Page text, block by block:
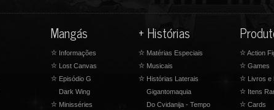
Mangás
☆ Informações
☆ Lost Canvas
☆ Episódio G
Dark Wing
☆ Minisséries
+ Histórias
☆ Matérias Especiais
☆ Musicais
☆ Histórias Laterais
Gigantomaquia
Do Cvidanija - Tempo
☆Action
☆ Games
☆ Livros e
☆ Itens
☆ Cards